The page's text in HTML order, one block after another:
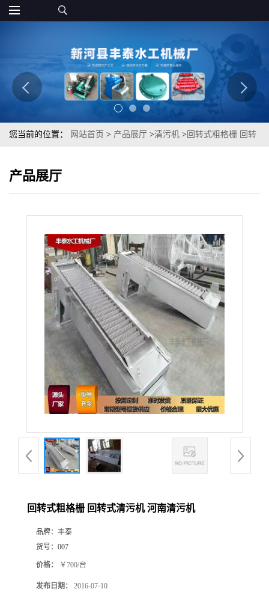
您当前的位置： 网站首页 > 产品展厅 >清污机 > 回转式粗格栅 回转
产品展厅
回转式粗格栅 回转式清污机 河南清污机
品牌： 丰泰
货号： 007
价格： ￥700/台
发布日期： 2016-07-10